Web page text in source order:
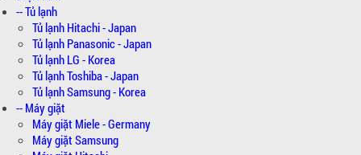
-- Tủ lạnh
Tủ lạnh Hitachi - Japan
Tủ lạnh Panasonic - Japan
Tủ lạnh LG - Korea
Tủ lạnh Toshiba - Japan
Tủ lạnh Samsung - Korea
-- Máy giặt
Máy giặt Miele - Germany
Máy giặt Samsung